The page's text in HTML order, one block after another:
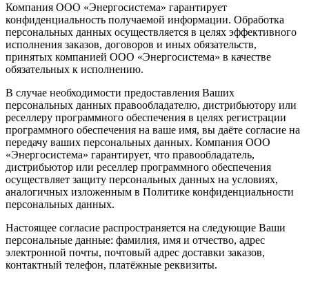
Компания ООО «Энергосистема» гарантирует
конфиденциальность получаемой информации. Обработка
персональных данных осуществляется в целях эффективного
исполнения заказов, договоров и иных обязательств,
принятых компанией ООО «Энергосистема» в качестве
обязательных к исполнению.
В случае необходимости предоставления Ваших
персональных данных правообладателю, дистрибьютору или
реселлеру программного обеспечения в целях регистрации
программного обеспечения на ваше имя, вы даёте согласие на
передачу ваших персональных данных. Компания ООО
«Энергосистема» гарантирует, что правообладатель,
дистрибьютор или реселлер программного обеспечения
осуществляет защиту персональных данных на условиях,
аналогичных изложенным в Политике конфиденциальности
персональных данных.
Настоящее согласие распространяется на следующие Ваши
персональные данные: фамилия, имя и отчество, адрес
электронной почты, почтовый адрес доставки заказов,
контактный телефон, платёжные реквизиты.